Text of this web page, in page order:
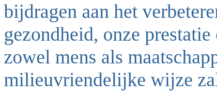
bijdragen aan het
gezondheid, onze
zowel mens als
milieuvriendelijke wijze